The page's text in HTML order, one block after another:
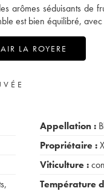
arômes séduisants de
est bien équilibré,
LA ROYERE
,
Appellation :
Propriétaire :
Viticulture :
Température